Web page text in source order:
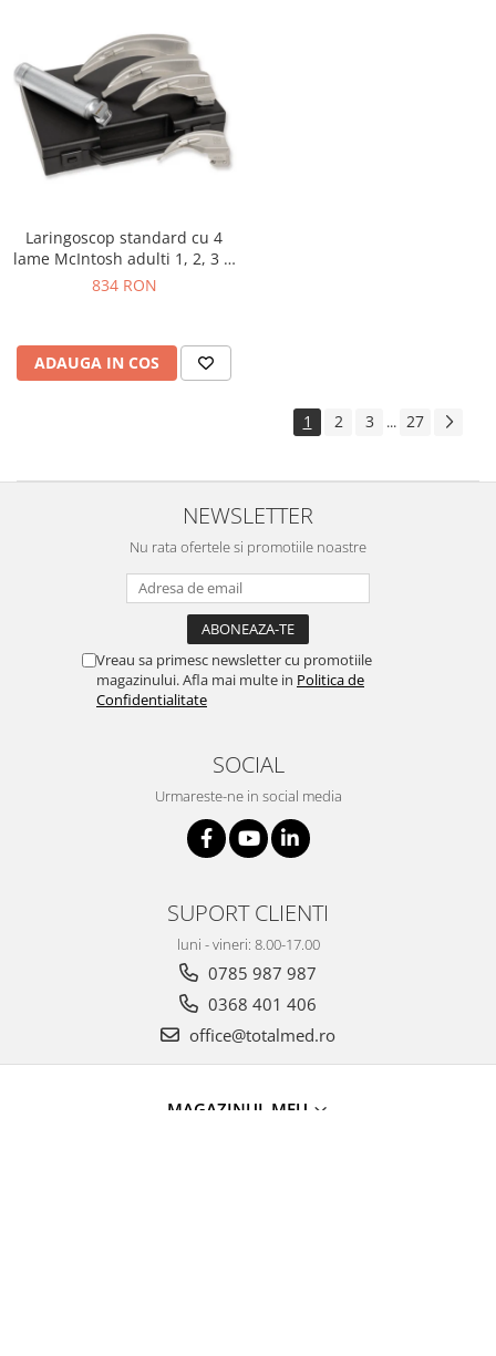
Laringoscop standard cu 4
lame McIntosh adulti 1, 2, 3 si
4
834 RON
ADAUGA IN COS
1 2 3 ... 27
NEWSLETTER
Nu rata ofertele si promotiile noastre
Vreau sa primesc newsletter cu promotiile
magazinului. Afla mai multe in Politica de
Confidentialitate
SOCIAL
Urmareste-ne in social media
SUPORT CLIENTI
luni - vineri: 8.00-17.00
0785 987 987
0368 401 406
office@totalmed.ro
MAGAZINUL MEU